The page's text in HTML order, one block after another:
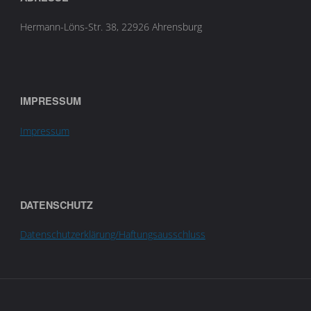
Hermann-Löns-Str. 38, 22926 Ahrensburg
IMPRESSUM
Impressum
DATENSCHUTZ
Datenschutzerklärung/Haftungsausschluss